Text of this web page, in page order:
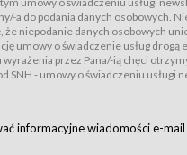
na stronach Serwisu dostępnych dla
akceptacji postanowień Regulaminu.
jest do przestrzegania
korzystania z Serwisu.
Usługobiorcom nieodpłatnie za
z Usług
a do podania danych osobowych.
że niepodanie danych osobowych
umowy o świadczenie usług drogą
wyrażenia przez Pana/-ią chęci
SNH - umowy o świadczeniu usługi
informacyjne wiadomości e-mail